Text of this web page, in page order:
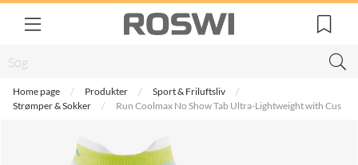
Home page Produkter
Sport & Friluftsliv
Strømper & Sokker
Run Coolmax No Show Tab Ultra-Lightweight with Cus